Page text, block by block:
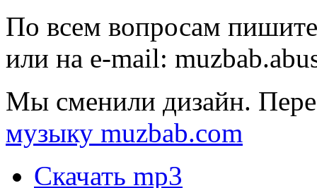
По всем вопросам
или на e-mail:
Мы сменили дизайн.
музыку muzbab.com
Скачать mp3